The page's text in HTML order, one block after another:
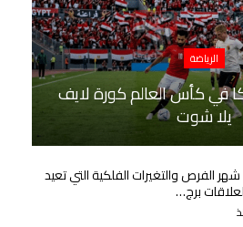
الرياضة
في كأس العالم كورة لايف
يلا شوت
الفرص والتغيرات الفلكية التي تعيد
برج…